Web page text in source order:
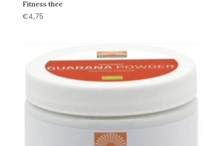
Fitness thee
€4,75